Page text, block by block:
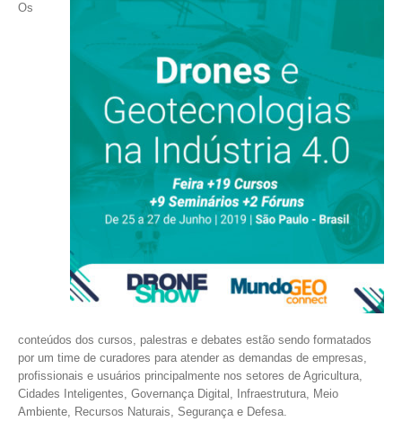
Os
conteúdos dos cursos, palestras e debates estão sendo formatados
por um time de curadores para atender as demandas de empresas,
profissionais e usuários principalmente nos setores de Agricultura,
Cidades Inteligentes, Governança Digital, Infraestrutura, Meio
Ambiente, Recursos Naturais, Segurança e Defesa.